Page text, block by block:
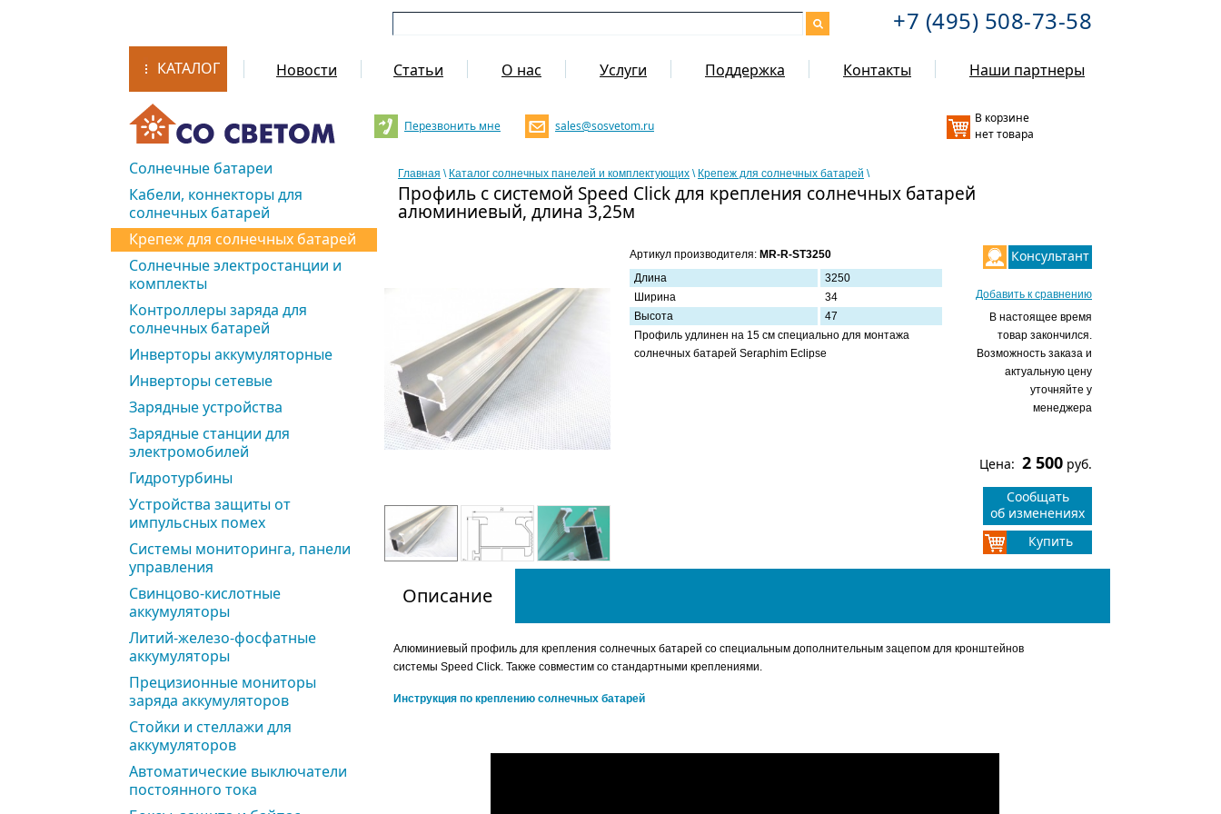
+7 (495) 508-73-58
КАТАЛОГ Новости Статьи О нас Услуги Поддержка Контакты Наши партнеры
В корзине
нет товара
Перезвонить мне sales@sosvetom.ru
Солнечные батареи
Кабели, коннекторы для
солнечных батарей
Крепеж для солнечных батарей
Солнечные электростанции и
комплекты
Контроллеры заряда для
солнечных батарей
Инверторы аккумуляторные
Инверторы сетевые
Зарядные устройства
Зарядные станции для
электромобилей
Гидротурбины
Устройства защиты от
импульсных помех
Системы мониторинга, панели
управления
Свинцово-кислотные
аккумуляторы
Литий-железо-фосфатные
аккумуляторы
Прецизионные мониторы
заряда аккумуляторов
Стойки и стеллажи для
аккумуляторов
Автоматические выключатели
постоянного тока
Главная \ Каталог солнечных панелей и комплектующих \ Крепеж для солнечных батарей \
Профиль с системой Speed Click для крепления солнечных батарей
алюминиевый, длина 3,25м
Консультант
Добавить к сравнению
В настоящее время
товар закончился.
Возможность заказа и
актуальную цену
уточняйте у
менеджера
Артикул производителя: MR-R-ST3250
Длина
3250
Ширина
34
Высота
47
Профиль удлинен на 15 см специально для монтажа
солнечных батарей Seraphim Eclipse
Цена: 2 500 руб.
Сообщать
об изменениях
Купить
Описание
Алюминиевый профиль для крепления солнечных батарей со специальным дополнительным зацепом для кронштейнов
системы Speed Click. Также совместим со стандартными креплениями.
Инструкция по креплению солнечных батарей